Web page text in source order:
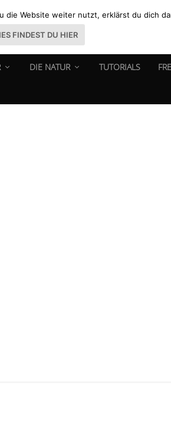
DIE NATUR TUTORIALS
die Website weiter nutzt, erklärst du dich
FINDEST DU HIER